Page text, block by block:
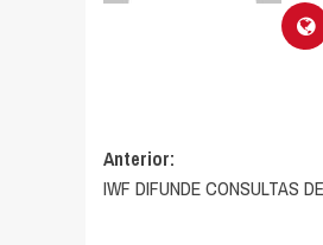
Navegación
de
Anterior:
IWF DIFUNDE CONSULTAS